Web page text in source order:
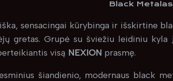
Black Metalas
sensacingai kūrybinga ir išskirtine
gretas. Grupė su šviežiu leidiniu
visą NEXION prasmę.
šiandienio, modernaus black